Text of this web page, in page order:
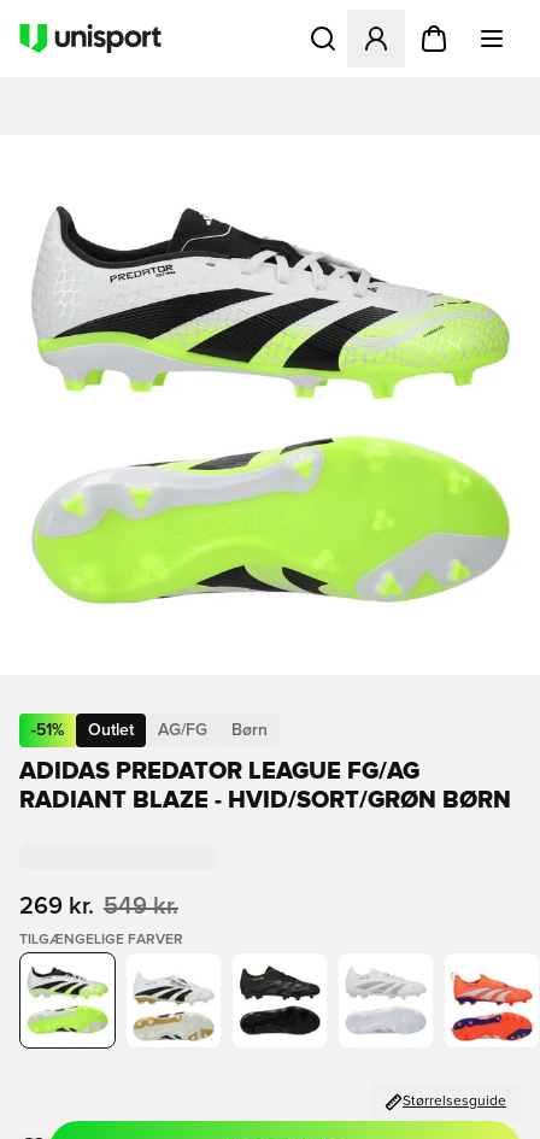
Åbner en Modal til at
-51% Outlet AG/FG Børn
ADIDAS PREDATOR LEAGUE FG/AG
RADIANT BLAZE - HVID/SORT/GRØN BØRN
269 kr. 549 kr.
TILGÆNGELIGE FARVER
Størrelsesguide